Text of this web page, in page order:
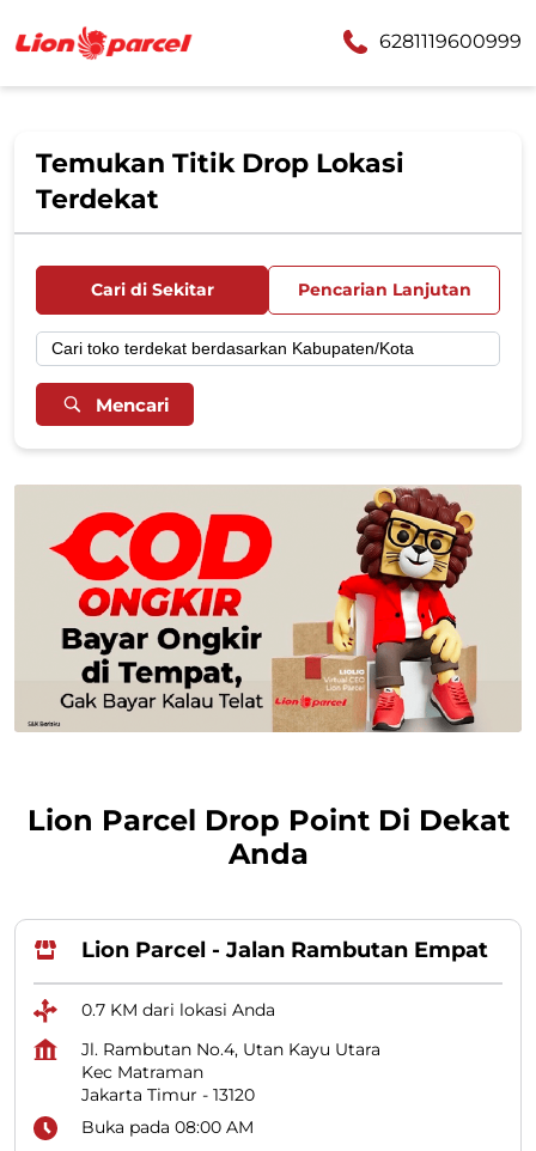
6281119600999
Temukan Titik Drop Lokasi
Terdekat
Cari di Sekitar Pencarian Lanjutan
Mencari
Lion Parcel Drop Point Di Dekat
Anda
Lion Parcel - Jalan Rambutan Empat
0.7 KM dari lokasi Anda
Jl. Rambutan No.4, Utan Kayu Utara
Kec Matraman
Jakarta Timur - 13120
Buka pada 08:00 AM